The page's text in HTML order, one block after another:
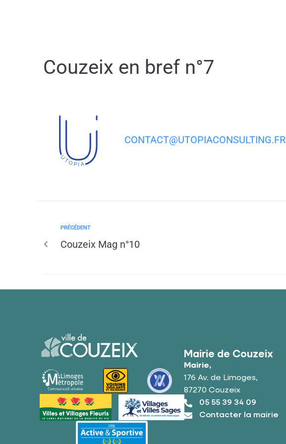
Couzeix en bref n°7
CONTACT@UTOPIACONSULTING.FR
PRÉCÉDENT
Couzeix Mag n°10
Mairie de Couzeix
Mairie,
176 Av. de Limoges,
87270 Couzeix
05 55 39 34 09
Contacter la mairie